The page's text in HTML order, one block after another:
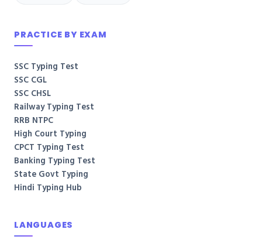
PRACTICE BY EXAM
SSC Typing Test
SSC CGL
SSC CHSL
Railway Typing Test
RRB NTPC
High Court Typing
CPCT Typing Test
Banking Typing Test
State Govt Typing
Hindi Typing Hub
LANGUAGES